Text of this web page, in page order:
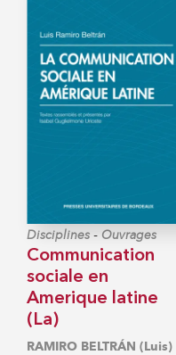
Disciplines - Ouvrages
Communication
sociale en
Amerique latine
(La)
RAMIRO BELTRÁN (Luis)